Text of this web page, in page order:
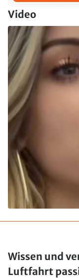
Video
Wissen und
Luftfahrt